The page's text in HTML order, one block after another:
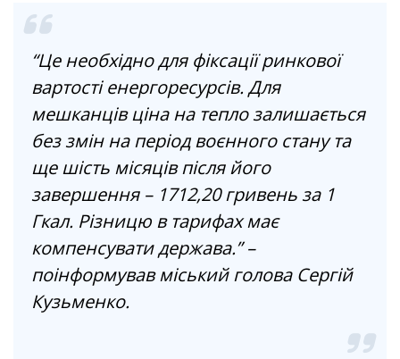
“Це необхідно для фіксації ринкової
вартості енергоресурсів. Для
мешканців ціна на тепло залишається
без змін на період воєнного стану та
ще шість місяців після його
завершення – 1712,20 гривень за 1
Гкал. Різницю в тарифах має
компенсувати держава.” –
поінформував міський голова Сергій
Кузьменко.